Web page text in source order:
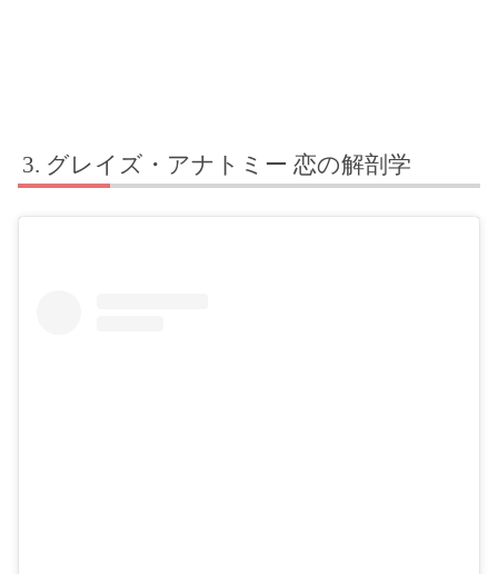
グレイズ・アナトミー 恋の解剖学